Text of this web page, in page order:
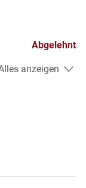
Abgelehnt
anzeigen